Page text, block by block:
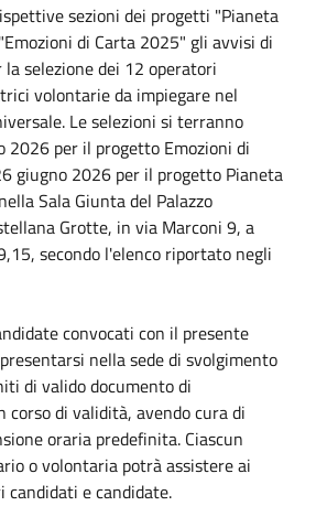
sezioni dei progetti "Pianeta
di Carta 2025" gli avvisi di
la selezione dei 12 operatori
volontarie da impiegare nel
Le selezioni si terranno
2026 per il progetto Emozioni di
giugno 2026 per il progetto Pianeta
Sala Giunta del Palazzo
Grotte, in via Marconi 9, a
secondo l'elenco riportato negli
convocati con il presente
nella sede di svolgimento
di valido documento di
corso di validità, avendo cura di
oraria predefinita. Ciascun
o volontaria potrà assistere ai
candidati e candidate.